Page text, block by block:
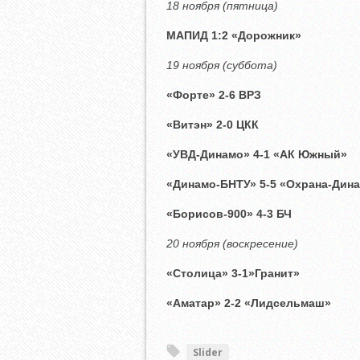
18 ноября (пятница)
МАПИД 1:2 «Дорожник»
19 ноября (суббота)
«Форте» 2-6 ВРЗ
«Витэн» 2-0 ЦКК
«УВД-Динамо» 4-1 «АК Южный»
«Динамо-БНТУ» 5-5 «Охрана-
«Борисов-900» 4-3 БЧ
20 ноября (воскресение)
«Столица» 3-1»Гранит»
«Аматар» 2-2 «Лидсельмаш»
Slider